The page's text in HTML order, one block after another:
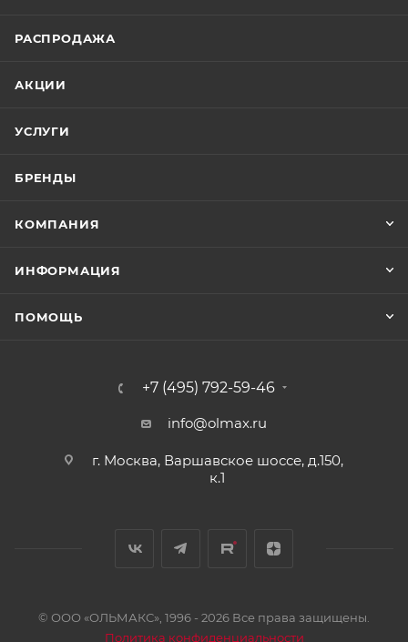
РАСПРОДАЖА
АКЦИИ
УСЛУГИ
БРЕНДЫ
КОМПАНИЯ
ИНФОРМАЦИЯ
ПОМОЩЬ
+7 (495) 792-59-46
info@olmax.ru
г. Москва, Варшавское шоссе, д.150,
к.1
© ООО «ОЛЬМАКС», 1996 - 2026 Все права защищены.
Политика конфиденциальности